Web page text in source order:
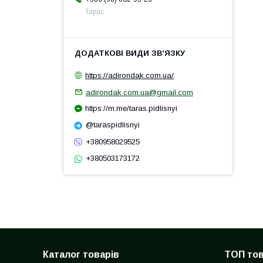
Тарас
https://adirondak.com.ua/
adirondak.com.ua@gmail.com
https://m.me/taras.pidlisnyi
@taraspidlisnyi
+380958029525
+380503173172
Каталог товарів ТОП